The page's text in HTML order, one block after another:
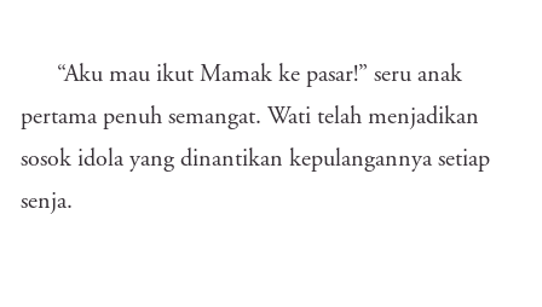
“Aku mau ikut Mamak ke pasar!” seru anak
pertama penuh semangat. Wati telah menjadikan
sosok idola yang dinantikan kepulangannya setiap
senja.